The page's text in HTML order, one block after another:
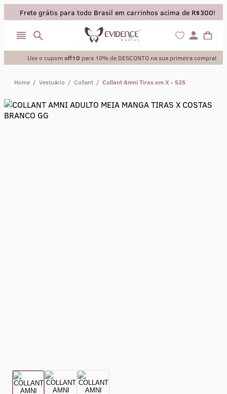
Frete grátis para todo Brasil em carrinhos acima de R$300!
Use o cupom off10 para 10% de DESCONTO na sua primeira compra!
Home / Vestuário / Collant / Collant Amni Tiras em X - 525